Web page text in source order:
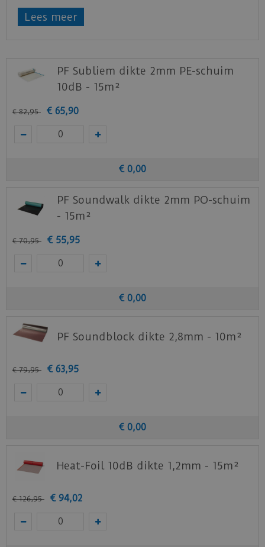
De planken hebben een v-groef langs alle
kanten om deze extra te accentueren. Alle
Hierdoor is deze laminaat vloer dus ook ideaal
geschikt voor de keuken, badkamer of een
te plaatsen.
het productblad van de
Bekijk
hierde leginstructies.
Lees meer
PF Subliem dikte 2mm PE-schuim
10dB - 15m²
€ 82,95 € 65,90
€ 0,00
PF Soundwalk dikte 2mm PO-schuim
- 15m²
€ 70,95 € 55,95
€ 0,00
PF Soundblock dikte 2,8mm - 10m²
€ 79,95 € 63,95
€ 0,00
Heat-Foil 10dB dikte 1,2mm - 15m²
€ 126,95 € 94,02